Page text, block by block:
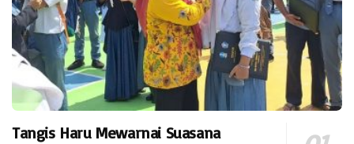
Tangis Haru Mewarnai Suasana